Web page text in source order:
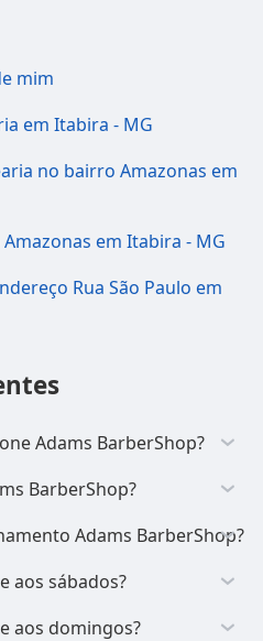
mim
em Itabira - MG
no bairro Amazonas em
em Itabira - MG
Rua São Paulo em
Adams BarberShop?
BarberShop?
Adams BarberShop?
aos sábados?
aos domingos?